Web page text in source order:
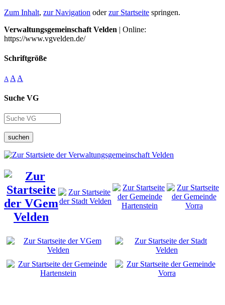
Zum Inhalt, zur Navigation oderzur Startseite springen.
Verwaltungsgemeinschaft Velden | Online:
https://www.vgvelden.de/
Schriftgröße
A A A
Suche VG
suchen